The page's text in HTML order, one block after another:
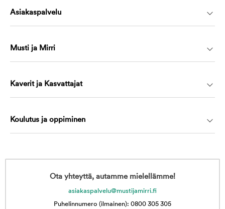
Asiakaspalvelu
Musti ja Mirri
Kaverit ja Kasvattajat
Koulutus ja oppiminen
Ota yhteyttä, autamme mielellämme!
asiakaspalvelu@mustijamirri.fi
Puhelinnumero (ilmainen): 0800 305 305